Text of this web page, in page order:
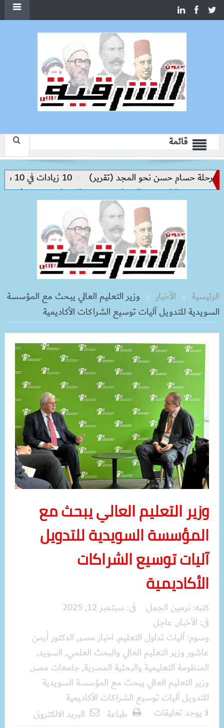
قائمة
حسام حسن نحو المجد (تقرير)
10 زيادات في 10 سنوات.. هل حان الوقت لرفع دعم البنزين نهائيا؟
من مخاطر مرض السعار
وزيرة الإسكان تسرّع توفيق أوضاع
الرئيسية الأخبار
وزير التعليم العالي يبحث مع المؤسسة
السويدية للتدويل آليات توسيع الشراكات الأكاديمية
وزير التعليم العالي يبحث مع
المؤسسة السويدية للتدويل
آليات توسيع الشراكات
الأكاديمية
كتبه: نرمين الجمل فى: سبتمبر 12, 2025
فى: الأخبار, عاجل
وسوم:آليات تداول التعليم, اخبار مصر, الدكتور أيمن
عاشور وزير التعليم العالي والبحث العلمي, السويد,
المنظومة التعليمية والبحثية المصرية, جامعات مصر,
وزير التعليم العالي يبحث مع المؤسسة السويدية
للتدويل آليات توسيع الشراكات الأكاديمية
لا يوجد تعليقات
طباعة البريد الالكترونى